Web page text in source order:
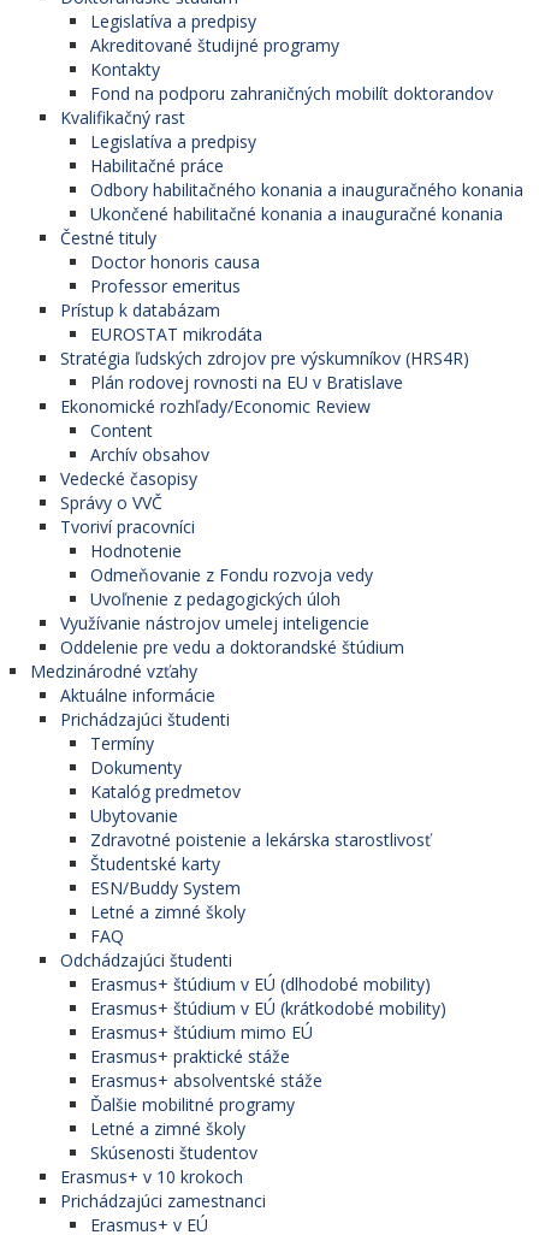
Legislatíva a predpisy
Akreditované študijné programy
Kontakty
Fond na podporu zahraničných mobilít doktorandov
Kvalifikačný rast
Legislatíva a predpisy
Habilitačné práce
Odbory habilitačného konania a inauguračného konania
Ukončené habilitačné konania a inauguračné konania
Čestné tituly
Doctor honoris causa
Professor emeritus
Prístup k databázam
EUROSTAT mikrodáta
Stratégia ľudských zdrojov pre výskumníkov (HRS4R)
Plán rodovej rovnosti na EU v Bratislave
Ekonomické rozhľady/Economic Review
Content
Archív obsahov
Vedecké časopisy
Správy o VVČ
Tvoriví pracovníci
Hodnotenie
Odmeňovanie z Fondu rozvoja vedy
Uvoľnenie z pedagogických úloh
Využívanie nástrojov umelej inteligencie
Oddelenie pre vedu a doktorandské štúdium
Medzinárodné vzťahy
Aktuálne informácie
Prichádzajúci študenti
Termíny
Dokumenty
Katalóg predmetov
Ubytovanie
Zdravotné poistenie a lekárska starostlivosť
Študentské karty
ESN/Buddy System
Letné a zimné školy
FAQ
Odchádzajúci študenti
Erasmus+ štúdium v EÚ (dlhodobé mobility)
Erasmus+ štúdium v EÚ (krátkodobé mobility)
Erasmus+ štúdium mimo EÚ
Erasmus+ praktické stáže
Erasmus+ absolventské stáže
Ďalšie mobilitné programy
Letné a zimné školy
Skúsenosti študentov
Erasmus+ v 10 krokoch
Prichádzajúci zamestnanci
Erasmus+ v EÚ